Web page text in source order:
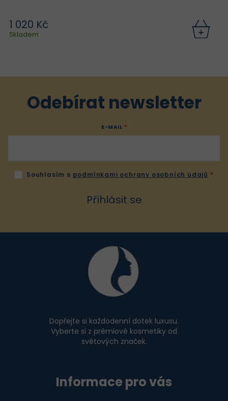
1 020 Kč
Skladem
Odebírat newsletter
E-MAIL
Souhlasím s podmínkami ochrany osobních údajů
Přihlásit se
Dopřejte si každodenní dotek luxusu.
Vyberte si z prémiové kosmetiky od
světových značek.
Informace pro vás